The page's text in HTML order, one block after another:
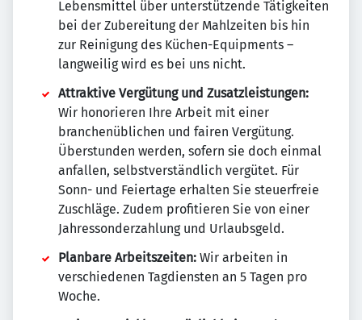
Lebensmittel über unterstützende Tätigkeiten
bei der Zubereitung der Mahlzeiten bis hin
zur Reinigung des Küchen-Equipments –
langweilig wird es bei uns nicht.
Attraktive Vergütung und Zusatzleistungen:
Wir honorieren Ihre Arbeit mit einer
branchenüblichen und fairen Vergütung.
Überstunden werden, sofern sie doch einmal
anfallen, selbstverständlich vergütet. Für
Sonn- und Feiertage erhalten Sie steuerfreie
Zuschläge. Zudem profitieren Sie von einer
Jahressonderzahlung und Urlaubsgeld.
Planbare Arbeitszeiten: Wir arbeiten in
verschiedenen Tagdiensten an 5 Tagen pro
Woche.